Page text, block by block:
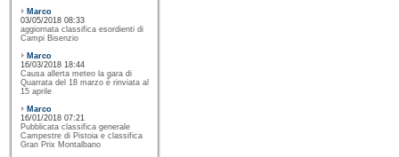
Marco
03/05/2018 08:33
aggiornata classifica esordienti di
Campi Bisenzio
Marco
16/03/2018 18:44
Causa allerta meteo la gara di
Quarrata del 18 marzo è rinviata al
15 aprile
Marco
16/01/2018 07:21
Pubblicata classifica generale
Campestre di Pistoia e classifica
Gran Prix Montalbano